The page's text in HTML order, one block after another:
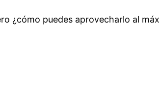
¿cómo puedes aprovecharlo al